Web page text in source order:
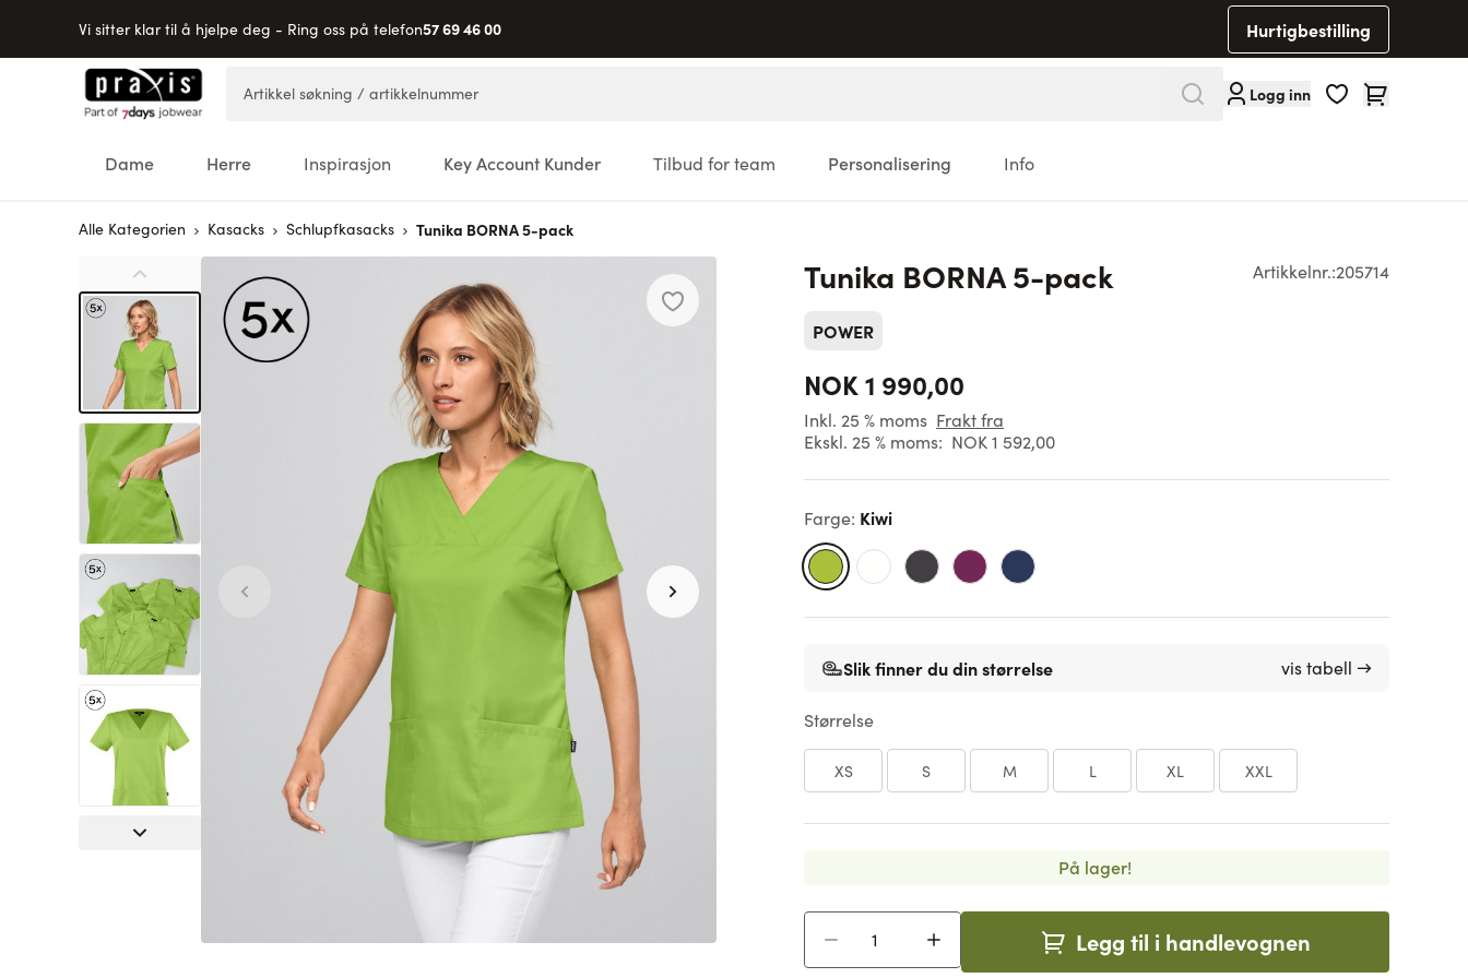
Vi sitter klar til å hjelpe deg - Ring oss på telefon57 69 46 00 Hurtigbestilling
Hopp til innhold
Logg inn Cart
Dame Herre Inspirasjon Key Account Kunder Tilbud for team Personalisering Info
Alle Kategorien Kasacks Schlupfkasacks Tunika BORNA 5-pack
Artikkelnr.:205714
Tunika BORNA 5-pack
POWER
NOK 1 990,00
Inkl. 25 % moms Frakt fra
Ekskl. 25 % moms: NOK 1 592,00
Farge: Kiwi
Slik finner du din størrelse vis tabell →
Størrelse
XS S M L XL XXL
På lager!
Legg til i handlevognen